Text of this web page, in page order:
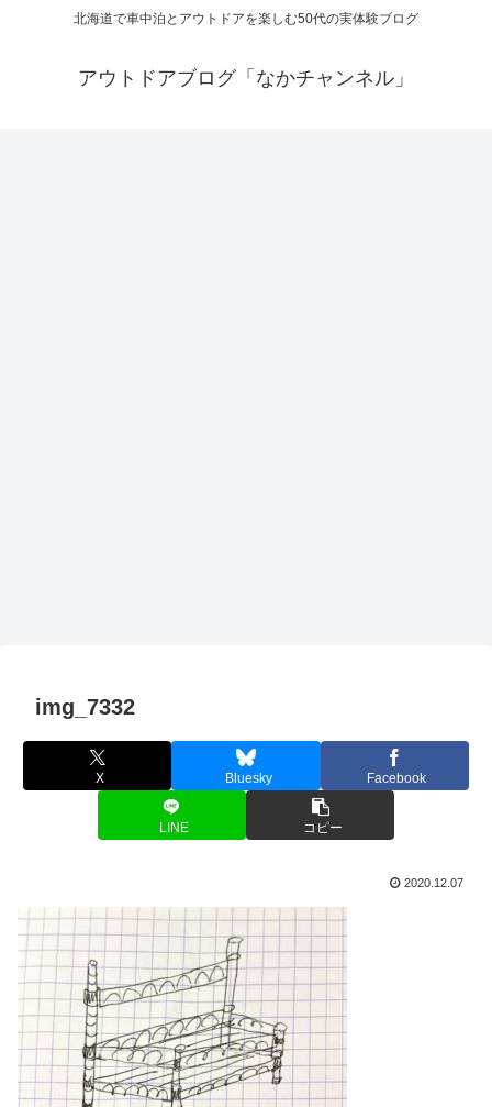
北海道で車中泊とアウトドアを楽しむ50代の実体験ブログ
アウトドアブログ「なかチャンネル」
img_7332
X Bluesky Facebook
LINE コピー
2020.12.07